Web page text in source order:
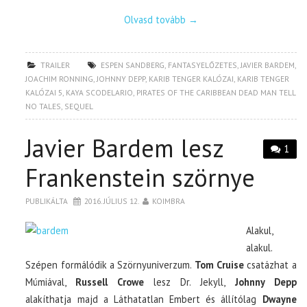
Olvasd tovább →
TRAILER ESPEN SANDBERG, FANTASYELŐZETES,JAVIER BARDEM,
JOACHIM RONNING,JOHNNY DEPP, KARIB TENGER KALÓZAI, KARIB TENGER
KALÓZAI 5, KAYA SCODELARIO, PIRATES OF THE CARIBBEAN DEAD MAN TELL
NO TALES, SEQUEL
1
Javier Bardem lesz
Frankenstein szörnye
PUBLIKÁLTA 2016. JÚLIUS 12. KOIMBRA
Alakul,
alakul.
Szépen formálódik a Szörnyuniverzum. Tom Cruisecsatázhat a
Múmiával, Russell Crowe lesz Dr. Jekyll, Johnny Depp
alakíthatja majd a Láthatatlan Embert és állítólag Dwayne